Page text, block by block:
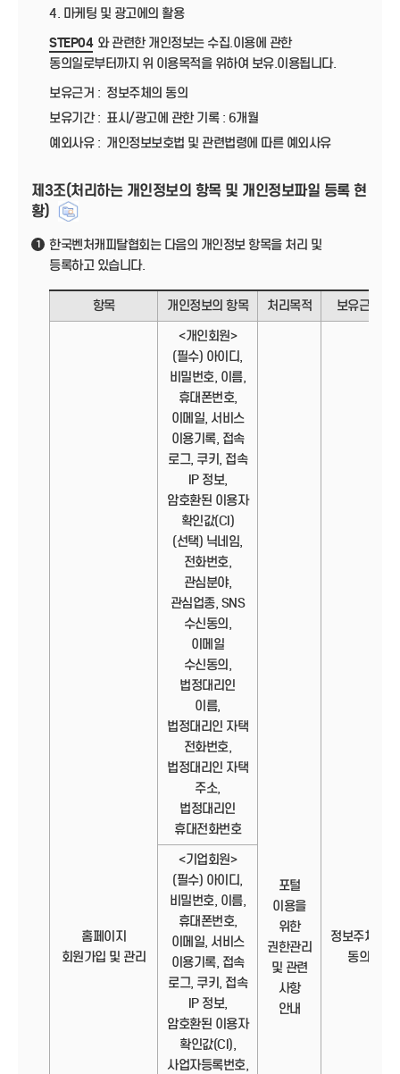
4. 마케팅 및 광고에의 활용
STEP04 와 관련한 개인정보는 수집.이용에 관한
동의일로부터까지 위 이용목적을 위하여 보유.이용됩니다.
보유근거 : 정보주체의 동의
보유기간 : 표시/광고에 관한 기록 : 6개월
예외사유 : 개인정보보호법 및 관련법령에 따른 예외사유
제3조(처리하는 개인정보의 항목 및 개인정보파일 등록 현
황)
1
한국벤처캐피탈협회는 다음의 개인정보 항목을 처리 및
등록하고 있습니다.
항목 개인정보의 항목 처리목적 보유근거
홈페이지
회원가입 및 관리
<개인회원>
(필수) 아이디,
비밀번호, 이름,
휴대폰번호,
이메일, 서비스
이용기록, 접속
로그, 쿠키, 접속
IP 정보,
암호환된 이용자
확인값(CI)
(선택) 닉네임,
전화번호,
관심분야,
관심업종, SNS
수신동의,
이메일
수신동의,
법정대리인
이름,
법정대리인 자택
전화번호,
법정대리인 자택
주소,
법정대리인
휴대전화번호
포털
이용을
위한
권한관리
및 관련
사항
안내
정보주체의
동의
<기업회원>
(필수) 아이디,
비밀번호, 이름,
휴대폰번호,
이메일, 서비스
이용기록, 접속
로그, 쿠키, 접속
IP 정보,
암호환된 이용자
확인값(CI),
사업자등록번호,